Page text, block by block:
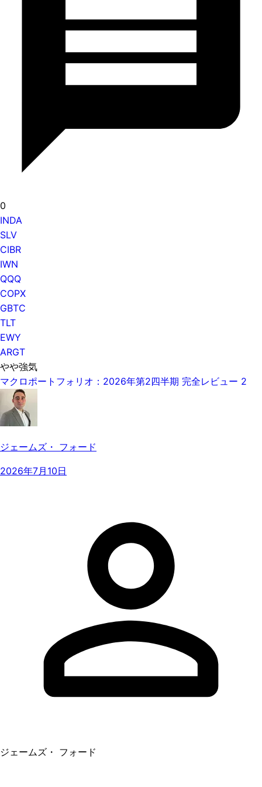
0
INDA
SLV
CIBR
IWN
QQQ
COPX
GBTC
TLT
EWY
ARGT
やや強気
マクロポートフォリオ：2026年第2四半期 完全レビュー 2
ジェームズ・ フォード
2026年7月10日
ジェームズ・ フォード